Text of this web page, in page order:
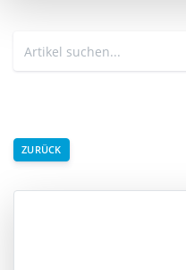
ZURÜCK